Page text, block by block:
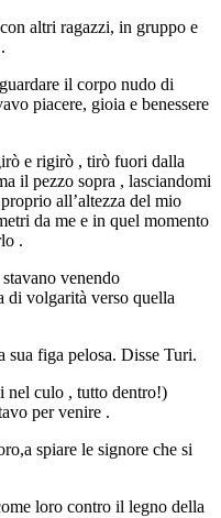
altri ragazzi, in gruppo e
il corpo nudo di
piacere, gioia e benessere
e rigirò , tirò fuori dalla
il pezzo sopra , lasciandomi
all’altezza del mio
da me e in quel momento
.
venendo
di volgarità verso quella
sua figa pelosa. Disse Turi.
culo , tutto dentro!)
per venire .
spiare le signore che si
loro contro il legno della